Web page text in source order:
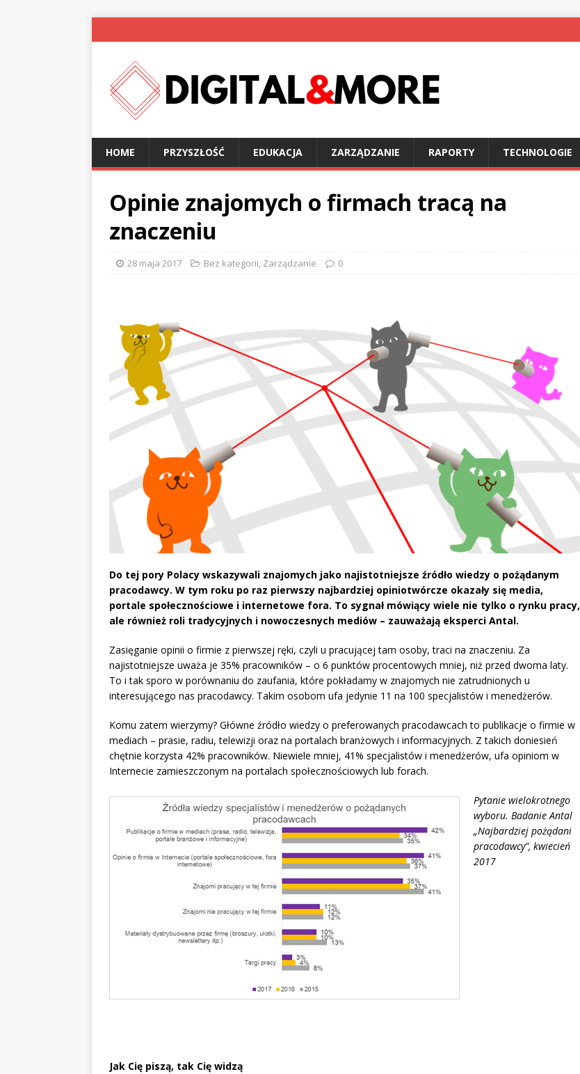
HOME PRZYSZŁOŚĆ EDUKACJA ZARZĄDZANIE RAPORTY TECHNOLOGIE
Opinie znajomych o firmach tracą na
znaczeniu
28 maja 2017 Bez kategorii, Zarządzanie 0
Do tej pory Polacy wskazywali znajomych jako najistotniejsze źródło wiedzy o pożądanym
pracodawcy. W tym roku po raz pierwszy najbardziej opiniotwórcze okazały się media,
portale społecznościowe i internetowe fora. To sygnał mówiący wiele nie tylko o rynku pracy,
ale również roli tradycyjnych i nowoczesnych mediów – zauważają eksperci Antal.
Zasięganie opinii o firmie z pierwszej ręki, czyli u pracującej tam osoby, traci na znaczeniu. Za
najistotniejsze uważa je 35% pracowników – o 6 punktów procentowych mniej, niż przed dwoma laty.
To i tak sporo w porównaniu do zaufania, które pokładamy w znajomych nie zatrudnionych u
interesującego nas pracodawcy. Takim osobom ufa jedynie 11 na 100 specjalistów i menedżerów.
Komu zatem wierzymy? Główne źródło wiedzy o preferowanych pracodawcach to publikacje o firmie w
mediach – prasie, radiu, telewizji oraz na portalach branżowych i informacyjnych. Z takich doniesień
chętnie korzysta 42% pracowników. Niewiele mniej, 41% specjalistów i menedżerów, ufa opiniom w
Internecie zamieszczonym na portalach społecznościowych lub forach.
Pytanie wielokrotnego
wyboru. Badanie Antal
„Najbardziej pożądani
pracodawcy”, kwiecień
2017
Jak Cię piszą, tak Cię widzą